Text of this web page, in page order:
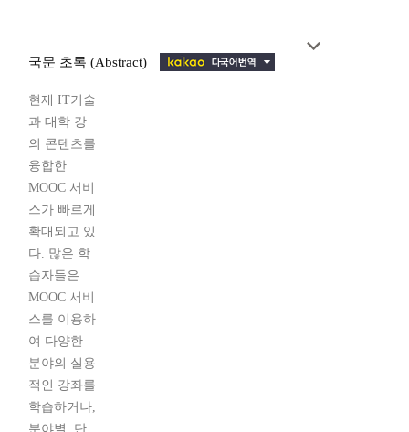
국문 초록 (Abstract)
현재 IT기술
과 대학 강
의 콘텐츠를
융합한
MOOC 서비
스가 빠르게
확대되고 있
다. 많은 학
습자들은
MOOC 서비
스를 이용하
여 다양한
분야의 실용
적인 강좌를
학습하거나,
분야별, 단